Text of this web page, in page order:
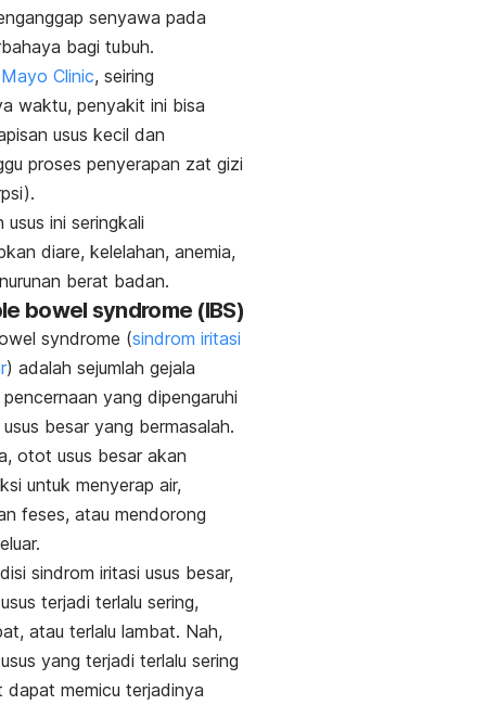
senyawa pada
bagi tubuh.
Clinic, seiring
waktu, penyakit ini bisa
usus kecil dan
proses penyerapan zat gizi
usus ini seringkali
diare, kelelahan, anemia,
berat badan.
bowel syndrome (IBS)
syndrome (sindrom iritasi
) adalah sejumlah gejala
yang dipengaruhi
besar yang bermasalah.
otot usus besar akan
untuk menyerap air,
feses, atau mendorong
sindrom iritasi usus besar,
terjadi terlalu sering,
atau terlalu lambat. Nah,
yang terjadi terlalu sering
dapat memicu terjadinya